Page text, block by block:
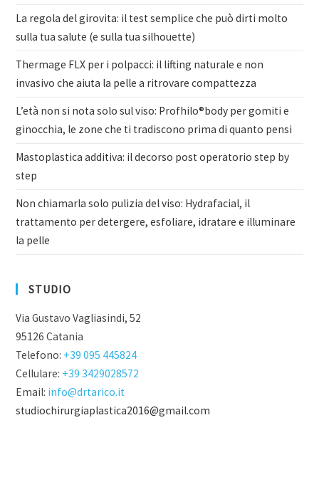
La regola del girovita: il test semplice che può dirti molto
sulla tua salute (e sulla tua silhouette)
Thermage FLX per i polpacci: il lifting naturale e non
invasivo che aiuta la pelle a ritrovare compattezza
L’età non si nota solo sul viso: Profhilo®body per gomiti e
ginocchia, le zone che ti tradiscono prima di quanto pensi
Mastoplastica additiva: il decorso post operatorio step by
step
Non chiamarla solo pulizia del viso: Hydrafacial, il
trattamento per detergere, esfoliare, idratare e illuminare
la pelle
STUDIO
Via Gustavo Vagliasindi, 52
95126 Catania
Telefono: +39 095 445824
Cellulare: +39 3429028572
Email: info@drtarico.it
studiochirurgiaplastica2016@gmail.com